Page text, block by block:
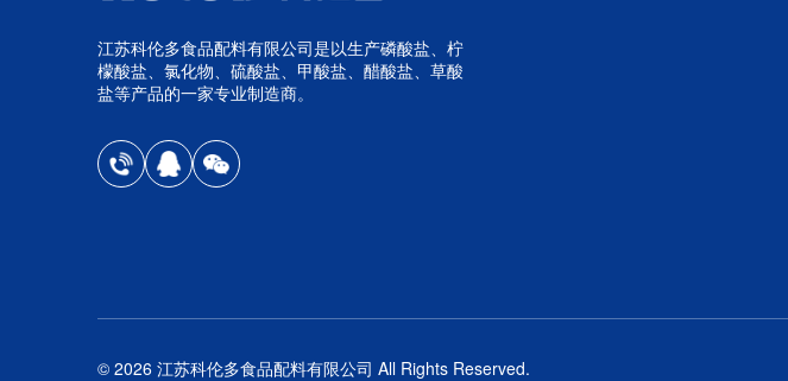
江苏科伦多食品配料有限公司是以生产磷酸盐、柠
檬酸盐、氯化物、硫酸盐、甲酸盐、醋酸盐、草酸
盐等产品的一家专业制造商。
© 2026 江苏科伦多食品配料有限公司 All Rights Reserved.